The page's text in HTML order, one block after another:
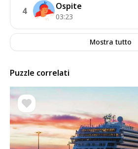
4 Ospite
03:23
Mostra tutto
Puzzle correlati